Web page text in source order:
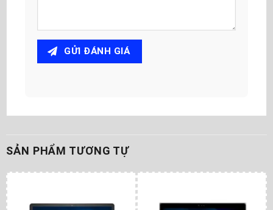
GỬI ĐÁNH GIÁ
SẢN PHẨM TƯƠNG TỰ